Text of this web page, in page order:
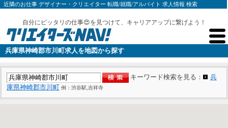
近隣のお仕事 デザイナー・クリエイター 転職/就職/アルバイト 求人情報 検索
自分にピッタリの仕事😍を見つけて、キャリアアップに繋げよう！
兵庫県神崎郡市川町求人を地図から探す
キーワード検索を見る：
兵
庫県神崎郡市川町 例：渋谷駅,吉祥寺